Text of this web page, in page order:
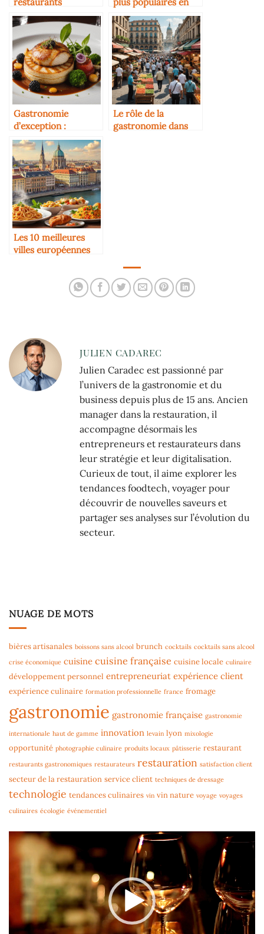
gastronomiques
d’exception
Europe
Gastronomie
d’exception :
découvrez
l’expérience culinaire
unique d’osamoelle-
restaurant.com
Le rôle de la
gastronomie dans
Les 10 meilleures
villes européennes
JULIEN CADAREC
Julien Caradec est passionné par
l’univers de la gastronomie et du
business depuis plus de 15 ans. Ancien
manager dans la restauration, il
accompagne désormais les
entrepreneurs et restaurateurs dans
leur stratégie et leur digitalisation.
Curieux de tout, il aime explorer les
tendances foodtech, voyager pour
découvrir de nouvelles saveurs et
partager ses analyses sur l’évolution du
secteur.
NUAGE DE MOTS
bières artisanales boissons sans alcool brunch cocktails cocktails sans alcool
crise économique cuisine cuisine française cuisine locale culinaire
développement personnel entrepreneuriat expérience client
expérience culinaire formation professionnelle france fromage
gastronomie gastronomie française gastronomie
internationale haut de gamme innovation levain lyon mixologie
opportunité photographie culinaire produits locaux pâtisserie restaurant
restaurants gastronomiques restaurateurs restauration satisfaction client
secteur de la restauration service client techniques de dressage
technologie tendances culinaires vin vin nature voyage voyages
culinaires écologie événementiel
Lecteur
vidéo